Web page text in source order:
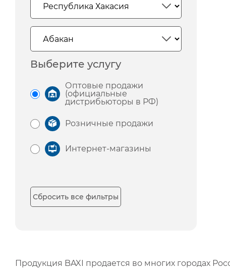
Выберите услугу
Оптовые продажи
(официальные
дистрибьюторы в РФ)
Розничные продажи
Интернет-магазины
Сбросить все фильтры
Продукция BAXI продается во многих городах